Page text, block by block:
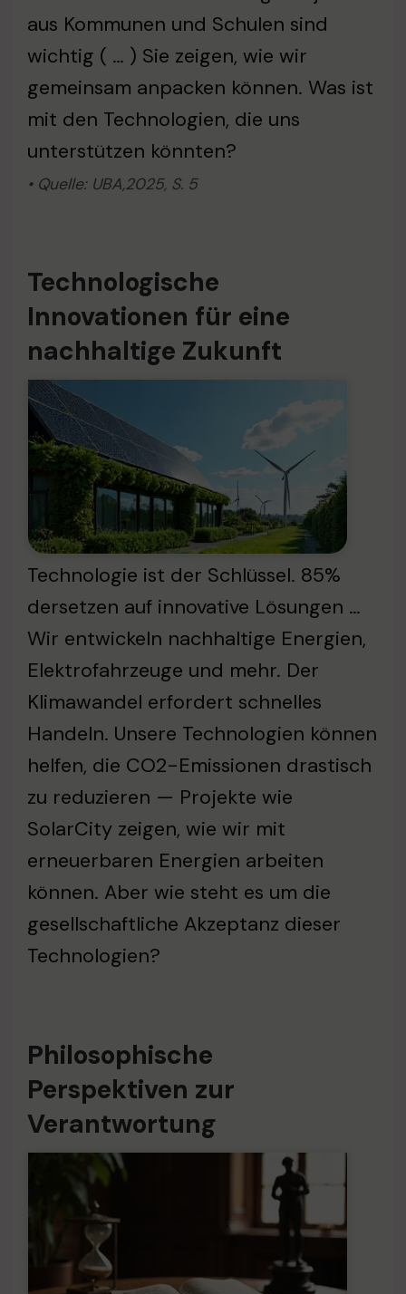
aus Kommunen und Schulen sind
wichtig ( … ) Sie zeigen, wie wir
gemeinsam anpacken können. Was ist
mit den Technologien, die uns
unterstützen könnten?
• Quelle: UBA,2025, S. 5
Technologische
Innovationen für eine
nachhaltige Zukunft
Technologie ist der Schlüssel. 85%
dersetzen auf innovative Lösungen …
Wir entwickeln nachhaltige Energien,
Elektrofahrzeuge und mehr. Der
Klimawandel erfordert schnelles
Handeln. Unsere Technologien können
helfen, die CO2-Emissionen drastisch
zu reduzieren — Projekte wie
SolarCity zeigen, wie wir mit
erneuerbaren Energien arbeiten
können. Aber wie steht es um die
gesellschaftliche Akzeptanz dieser
Technologien?
Philosophische
Perspektiven zur
Verantwortung